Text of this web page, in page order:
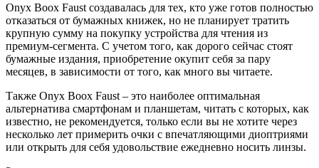
Onyx Boox Faust создавалась для тех, кто уже готов полностью
отказаться от бумажных книжек, но не планирует тратить
крупную сумму на покупку устройства для чтения из
премиум-сегмента. С учетом того, как дорого сейчас стоят
бумажные издания, приобретение окупит себя за пару
месяцев, в зависимости от того, как много вы читаете.
Также Onyx Boox Faust – это наиболее оптимальная
альтернатива смартфонам и планшетам, читать с которых, как
известно, не рекомендуется, только если вы не хотите через
несколько лет примерить очки с впечатляющими диоптриями
или открыть для себя удовольствие ежедневно носить линзы.